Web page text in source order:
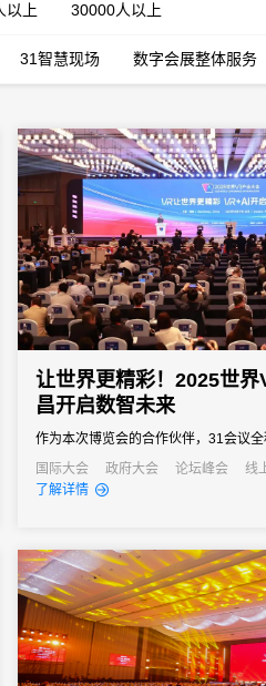
以上 30000人以上
31智慧现场 数字会展整体服务
让世界更精彩！2025世
昌开启数智未来
作为本次博览会的合作伙伴，31会议
大会的飞速发展与深刻变革，并依托专
术支撑为博览会的顺利举办提供了坚实
国际大会 政府大会 论坛峰会 线
产业大会
经销商大会
了解详情